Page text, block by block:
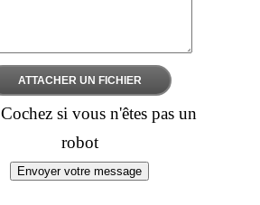
ATTACHER UN FICHIER
Cochez si vous n'êtes pas un
robot